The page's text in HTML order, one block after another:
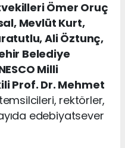
Ömer Oruç
Mevlüt Kurt,
Ali Öztunç,
Belediye
Milli
Prof. Dr. Mehmet
rektörler,
edebiyatsever